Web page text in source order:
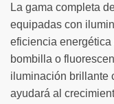
La gama completa
equipadas con
eficiencia
bombilla o
iluminación brillante
ayudará al